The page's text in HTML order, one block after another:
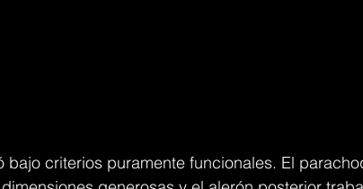
bajo criterios puramente funcionales. El